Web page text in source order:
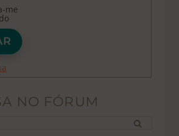
me
NO FÓRUM